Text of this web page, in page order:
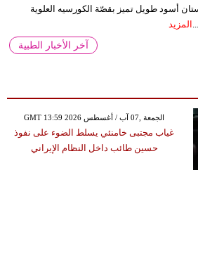
أسود طويل تميز بقصّة الكورسيه العلوية
المزيد
آخر الأخبار الطبية
GMT 13:59 2026 الجمعة ,07 آب / أغسطس
غياب مجتبى خامنئي يسلط الضوء على نفوذ
حسين طائب داخل النظام الإيراني